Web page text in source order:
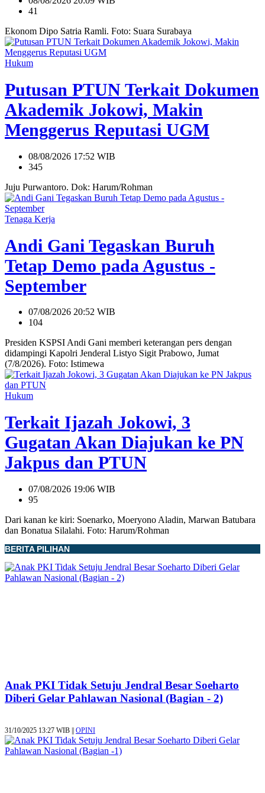
41
Ekonom Dipo Satria Ramli. Foto: Suara Surabaya
Hukum
Putusan PTUN Terkait Dokumen
Akademik Jokowi, Makin
Menggerus Reputasi UGM
08/08/2026 17:52 WIB
345
Juju Purwantoro. Dok: Harum/Rohman
Tenaga Kerja
Andi Gani Tegaskan Buruh
Tetap Demo pada Agustus -
September
07/08/2026 20:52 WIB
104
Presiden KSPSI Andi Gani memberi keterangan pers dengan
didampingi Kapolri Jenderal Listyo Sigit Prabowo, Jumat
(7/8/2026). Foto: Istimewa
Hukum
Terkait Ijazah Jokowi, 3
Gugatan Akan Diajukan ke PN
Jakpus dan PTUN
07/08/2026 19:06 WIB
95
Dari kanan ke kiri: Soenarko, Moeryono Aladin, Marwan Batubara
dan Bonatua Silalahi. Foto: Harum/Rohman
BERITA PILIHAN
Anak PKI Tidak Setuju Jendral Besar Soeharto
Diberi Gelar Pahlawan Nasional (Bagian - 2)
31/10/2025 13:27 WIB || OPINI